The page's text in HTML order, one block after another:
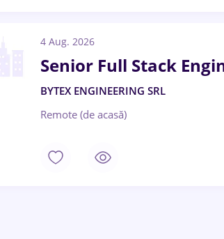
4 Aug. 2026
Senior Full Stack
BYTEX ENGINEERING SRL
Remote (de acasă)